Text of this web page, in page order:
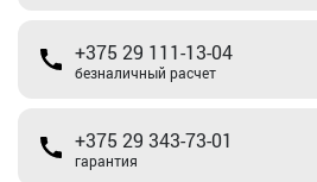
+375 29 111-13-04
безналичный расчет
+375 29 343-73-01
гарантия